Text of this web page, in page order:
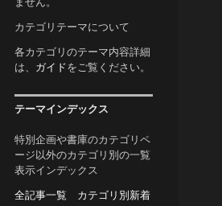
カテゴリテーマについて
各カテゴリのテーマ内容詳細
は、 ガイドをご覧ください。
テーマインデックス
特別企画や書庫のカテゴリペ
ージ以外のカテゴリ別の一覧
表示インデックス
全記事一覧
カテゴリ別新着